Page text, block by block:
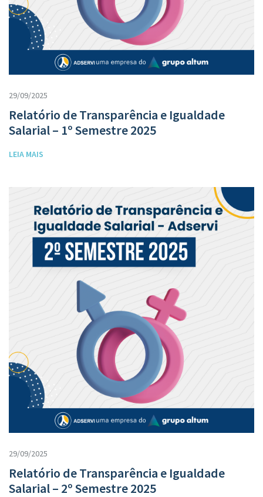
29/09/2025
Relatório de Transparência e Igualdade
Salarial – 1º Semestre 2025
LEIA MAIS
29/09/2025
Relatório de Transparência e Igualdade
Salarial – 2º Semestre 2025